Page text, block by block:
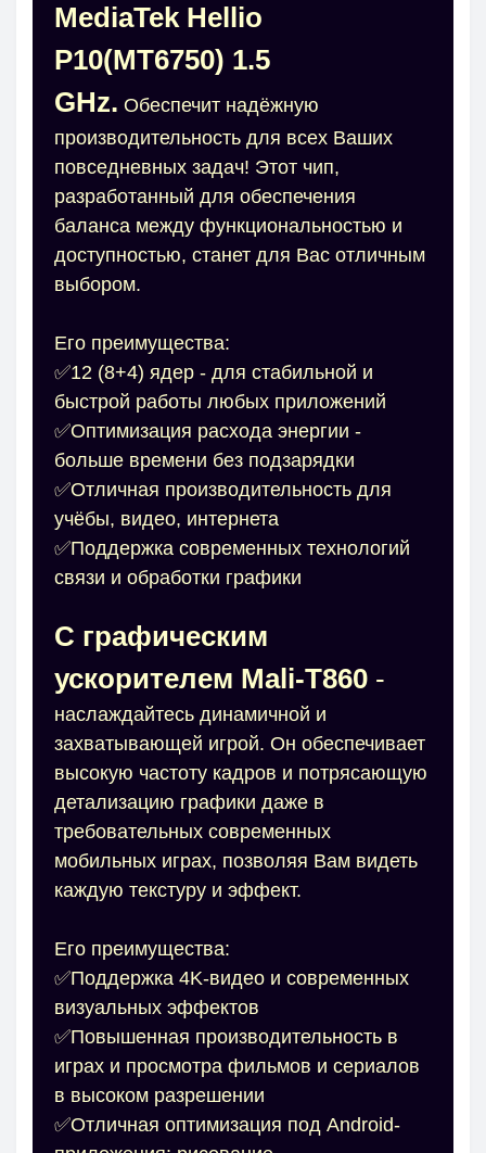
MediaTek Hellio
P10(MT6750) 1.5
GHz. Обеспечит надёжную
производительность для всех Ваших
повседневных задач! Этот чип,
разработанный для обеспечения
баланса между функциональностью и
доступностью, станет для Вас отличным
выбором.
Его преимущества:
✅12 (8+4) ядер - для стабильной и
быстрой работы любых приложений
✅Оптимизация расхода энергии -
больше времени без подзарядки
✅Отличная производительность для
учёбы, видео, интернета
✅Поддержка современных технологий
связи и обработки графики
С графическим
ускорителем Mali-T860 -
наслаждайтесь динамичной и
захватывающей игрой. Он обеспечивает
высокую частоту кадров и потрясающую
детализацию графики даже в
требовательных современных
мобильных играх, позволяя Вам видеть
каждую текстуру и эффект.
Его преимущества:
✅Поддержка 4K-видео и современных
визуальных эффектов
✅Повышенная производительность в
играх и просмотра фильмов и сериалов
в высоком разрешении
✅Отличная оптимизация под Android-